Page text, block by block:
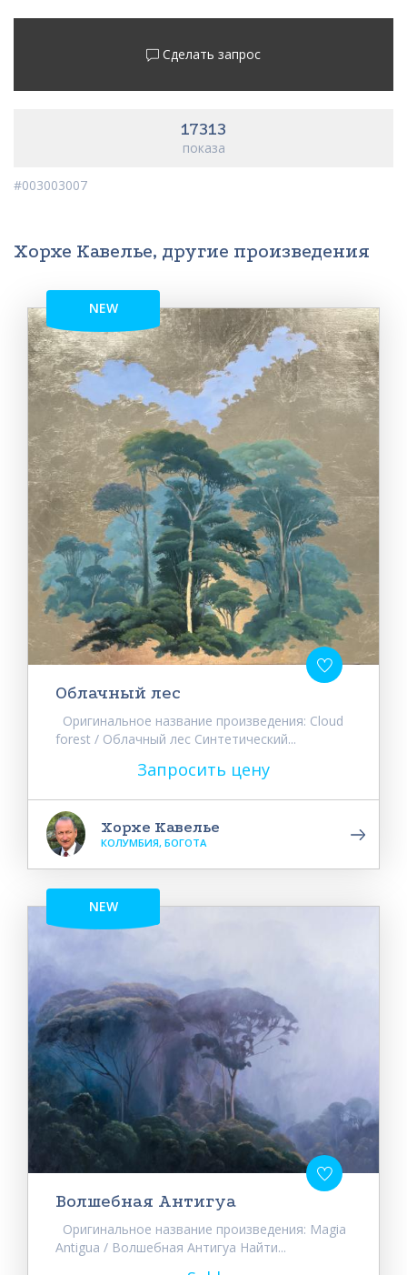
Сделать запрос
17313
показа
#003003007
Хорхе Кавелье, другие произведения
NEW
Облачный лес
Оригинальное название произведения: Cloud
forest / Облачный лес Синтетический...
Запросить цену
Хорхе Кавелье
КОЛУМБИЯ, БОГОТА
NEW
Волшебная Антигуа
Оригинальное название произведения: Magia
Antigua / Волшебная Антигуа Найти...